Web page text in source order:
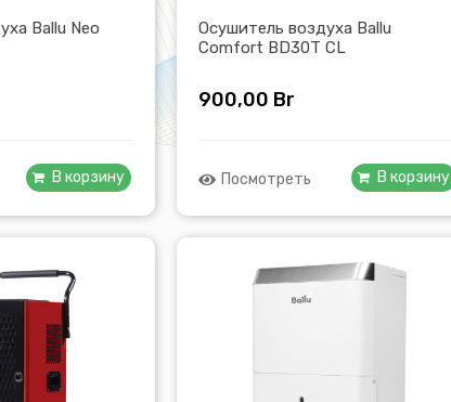
Ballu Neo
В корзину
Осушитель воздуха Ballu
Comfort BD30T CL
900,00 Br
Посмотреть В корзину